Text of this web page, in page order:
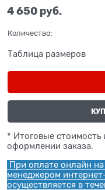
4 650 руб.
Количество:
Таблица размеров
* Итоговые стоимость
оформлении заказа.
При оплате онлайн
менеджером
осуществляется в